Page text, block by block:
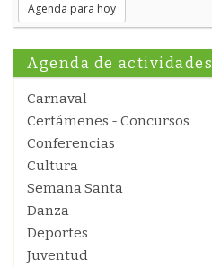
Agenda para hoy
Agenda de actividades
Carnaval
Certámenes - Concursos
Conferencias
Cultura
Semana Santa
Danza
Deportes
Juventud